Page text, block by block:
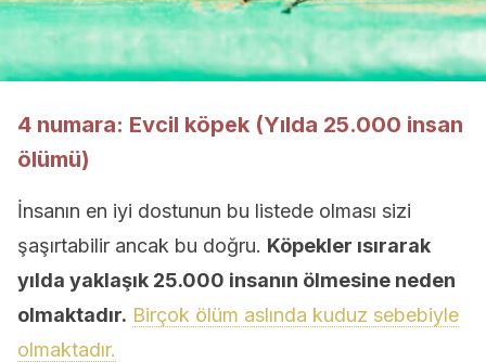
4 numara: Evcil köpek (Yılda 25.000 insan
ölümü)
İnsanın en iyi dostunun bu listede olması sizi
şaşırtabilir ancak bu doğru. Köpekler ısırarak
yılda yaklaşık 25.000 insanın ölmesine neden
olmaktadır. Birçok ölüm aslında kuduz sebebiyle
olmaktadır.